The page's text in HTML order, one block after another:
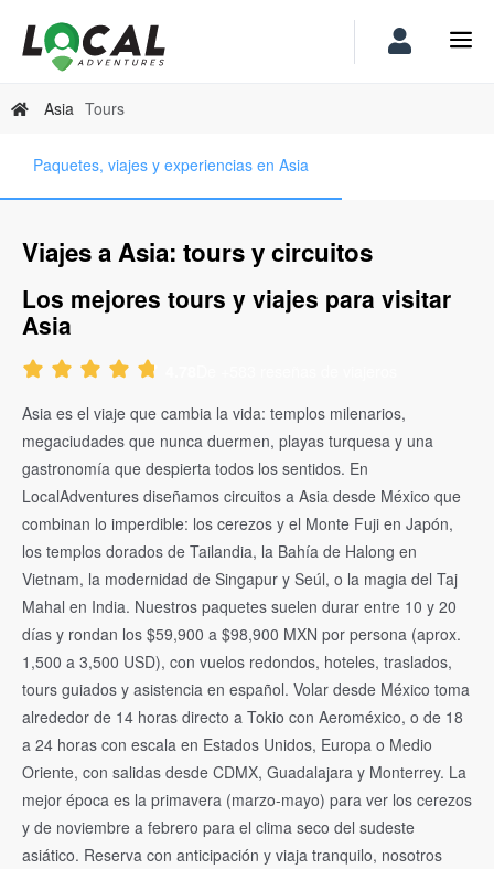
Asia Tours
Paquetes, viajes y experiencias en Asia
Viajes a Asia: tours y circuitos
Los mejores tours y viajes para visitar
Asia
Asia es el viaje que cambia la vida: templos milenarios,
megaciudades que nunca duermen, playas turquesa y una
gastronomía que despierta todos los sentidos. En
LocalAdventures diseñamos circuitos a Asia desde México que
combinan lo imperdible: los cerezos y el Monte Fuji en Japón,
los templos dorados de Tailandia, la Bahía de Halong en
Vietnam, la modernidad de Singapur y Seúl, o la magia del Taj
Mahal en India. Nuestros paquetes suelen durar entre 10 y 20
días y rondan los $59,900 a $98,900 MXN por persona (aprox.
1,500 a 3,500 USD), con vuelos redondos, hoteles, traslados,
tours guiados y asistencia en español. Volar desde México toma
alrededor de 14 horas directo a Tokio con Aeroméxico, o de 18
a 24 horas con escala en Estados Unidos, Europa o Medio
Oriente, con salidas desde CDMX, Guadalajara y Monterrey. La
mejor época es la primavera (marzo-mayo) para ver los cerezos
y de noviembre a febrero para el clima seco del sudeste
asiático. Reserva con anticipación y viaja tranquilo, nosotros